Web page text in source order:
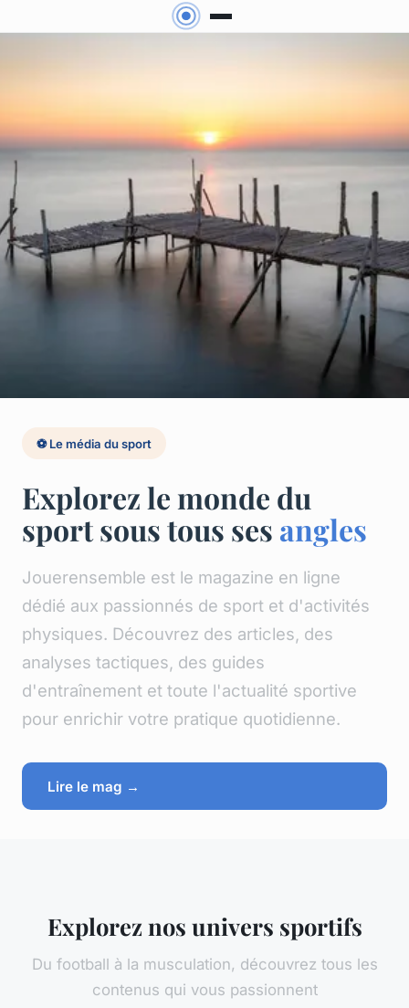
⚽ Le média du sport
Explorez le monde du
sport sous tous ses angles
Jouerensemble est le magazine en ligne
dédié aux passionnés de sport et d'activités
physiques. Découvrez des articles, des
analyses tactiques, des guides
d'entraînement et toute l'actualité sportive
pour enrichir votre pratique quotidienne.
Lire le mag →
Explorez nos univers sportifs
Du football à la musculation, découvrez tous les
contenus qui vous passionnent